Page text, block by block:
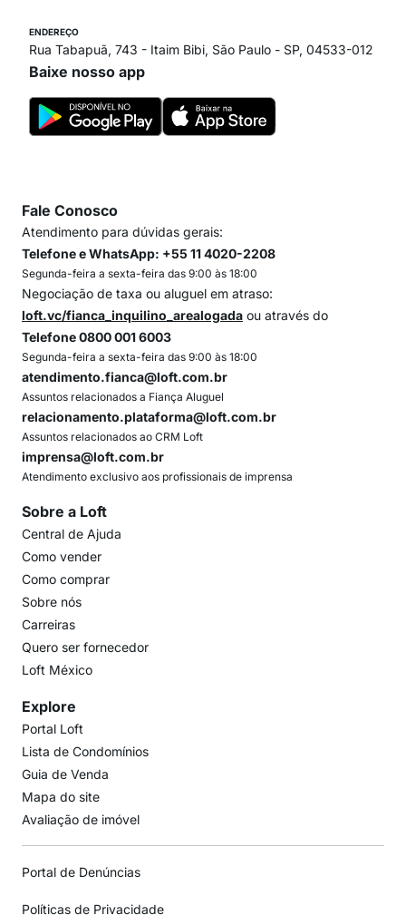
ENDEREÇO
Rua Tabapuã, 743 - Itaim Bibi, São Paulo - SP, 04533-012
Baixe nosso app
Fale Conosco
Atendimento para dúvidas gerais:
Telefone e WhatsApp: +55 11 4020-2208
Segunda-feira a sexta-feira das 9:00 às 18:00
Negociação de taxa ou aluguel em atraso:
loft.vc/fianca_inquilino_arealogada ou através do
Telefone 0800 001 6003
Segunda-feira a sexta-feira das 9:00 às 18:00
atendimento.fianca@loft.com.br
Assuntos relacionados a Fiança Aluguel
relacionamento.plataforma@loft.com.br
Assuntos relacionados ao CRM Loft
imprensa@loft.com.br
Atendimento exclusivo aos profissionais de imprensa
Sobre a Loft
Central de Ajuda
Como vender
Como comprar
Sobre nós
Carreiras
Quero ser fornecedor
Loft México
Explore
Portal Loft
Lista de Condomínios
Guia de Venda
Mapa do site
Avaliação de imóvel
Portal de Denúncias
Políticas de Privacidade